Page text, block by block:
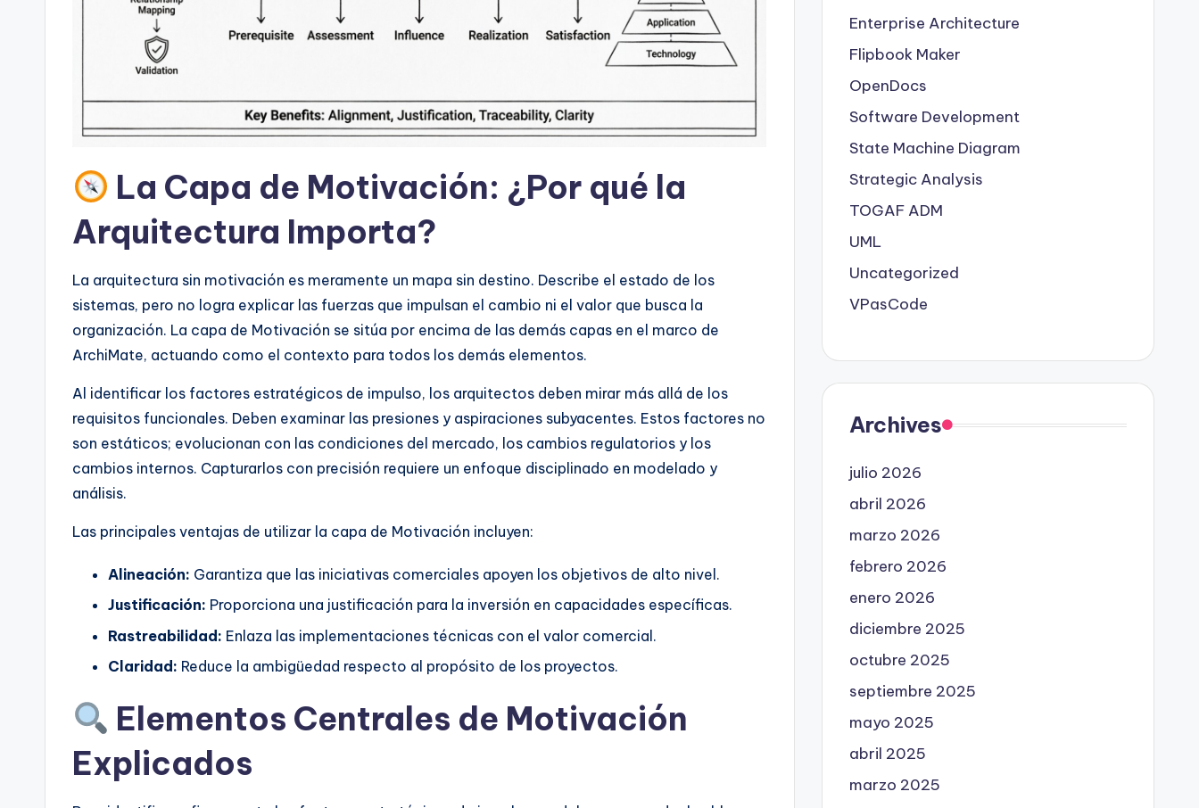
tr
U
La Capa de Motivación: ¿Por qué la
Arquitectura Importa?
La arquitectura sin motivación es meramente un mapa sin destino. Describe el estado de los
sistemas, pero no logra explicar las fuerzas que impulsan el cambio ni el valor que busca la
organización. La capa de Motivación se sitúa por encima de las demás capas en el marco de
ArchiMate, actuando como el contexto para todos los demás elementos.
Al identificar los factores estratégicos de impulso, los arquitectos deben mirar más allá de los
requisitos funcionales. Deben examinar las presiones y aspiraciones subyacentes. Estos factores no
son estáticos; evolucionan con las condiciones del mercado, los cambios regulatorios y los
cambios internos. Capturarlos con precisión requiere un enfoque disciplinado en modelado y
análisis.
Las principales ventajas de utilizar la capa de Motivación incluyen:
Alineación: Garantiza que las iniciativas comerciales apoyen los objetivos de alto nivel.
Justificación: Proporciona una justificación para la inversión en capacidades específicas.
Rastreabilidad: Enlaza las implementaciones técnicas con el valor comercial.
Claridad: Reduce la ambigüedad respecto al propósito de los proyectos.
Elementos Centrales de Motivación
Explicados
Enterprise Architecture
Flipbook Maker
OpenDocs
Software Development
State Machine Diagram
Strategic Analysis
TOGAF ADM
UML
Uncategorized
VPasCode
Archives
julio 2026
abril 2026
marzo 2026
febrero 2026
enero 2026
diciembre 2025
octubre 2025
septiembre 2025
mayo 2025
abril 2025
marzo 2025